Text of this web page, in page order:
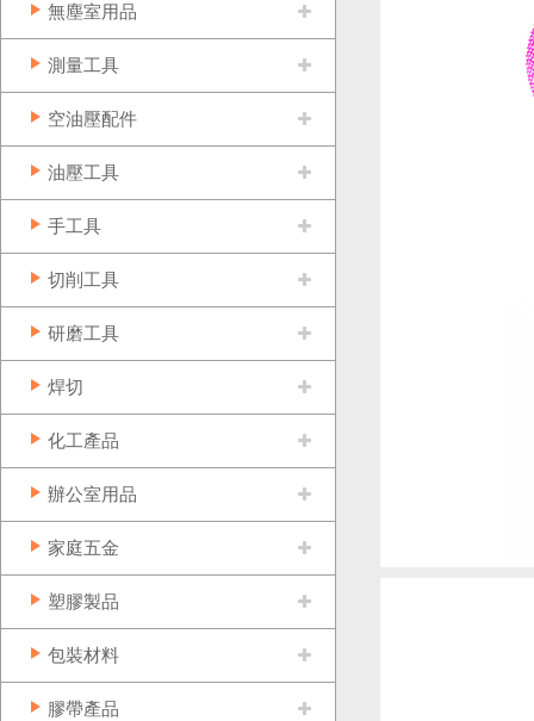
無塵室用品
測量工具
空油壓配件
油壓工具
手工具
切削工具
研磨工具
焊切
化工產品
辦公室用品
家庭五金
塑膠製品
包裝材料
膠帶產品